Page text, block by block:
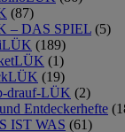
(87)
– DAS SPIEL (5)
(189)
(1)
(19)
drauf-LÜK (2)
Entdeckerhefte
IST WAS (61)